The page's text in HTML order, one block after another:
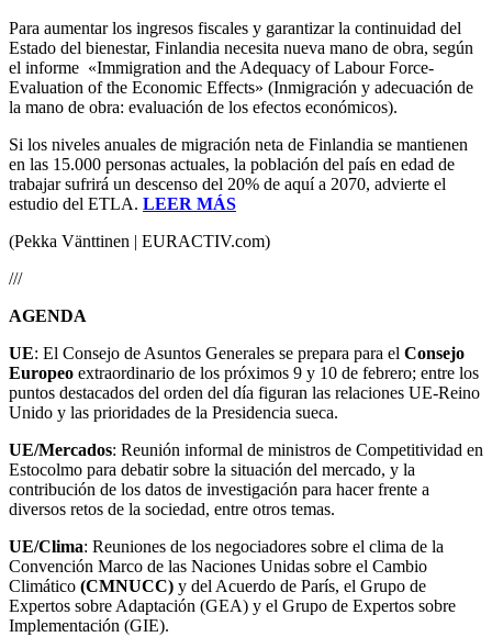
Para aumentar los ingresos fiscales y garantizar la continuidad del
Estado del bienestar, Finlandia necesita nueva mano de obra, según
el informe «Immigration and the Adequacy of Labour Force-
Evaluation of the Economic Effects» (Inmigración y adecuación de
la mano de obra: evaluación de los efectos económicos).
Si los niveles anuales de migración neta de Finlandia se mantienen
en las 15.000 personas actuales, la población del país en edad de
trabajar sufrirá un descenso del 20% de aquí a 2070, advierte el
estudio del ETLA. LEER MÁS
(Pekka Vänttinen | EURACTIV.com)
///
AGENDA
UE: El Consejo de Asuntos Generales se prepara para el Consejo
Europeo extraordinario de los próximos 9 y 10 de febrero; entre los
puntos destacados del orden del día figuran las relaciones UE-Reino
Unido y las prioridades de la Presidencia sueca.
UE/Mercados: Reunión informal de ministros de Competitividad en
Estocolmo para debatir sobre la situación del mercado, y la
contribución de los datos de investigación para hacer frente a
diversos retos de la sociedad, entre otros temas.
UE/Clima: Reuniones de los negociadores sobre el clima de la
Convención Marco de las Naciones Unidas sobre el Cambio
Climático (CMNUCC) y del Acuerdo de París, el Grupo de
Expertos sobre Adaptación (GEA) y el Grupo de Expertos sobre
Implementación (GIE).